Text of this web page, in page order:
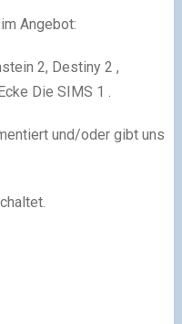
Angebot:
2, Destiny 2 ,
Die SIMS 1 .
und/oder gibt uns